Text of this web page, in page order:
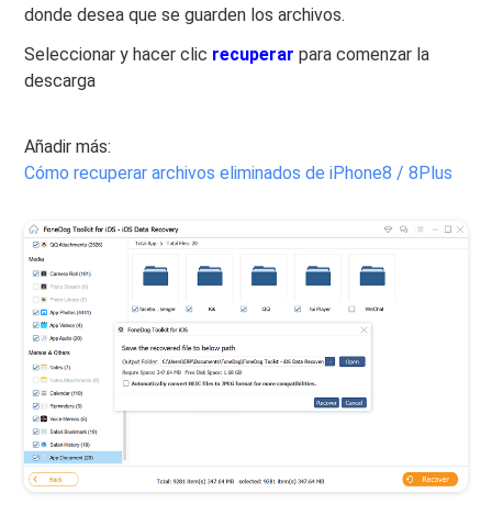
donde desea que se guarden los archivos.
Seleccionar y hacer clic recuperar para comenzar la
descarga
Añadir más:
Cómo recuperar archivos eliminados de iPhone8 / 8Plus